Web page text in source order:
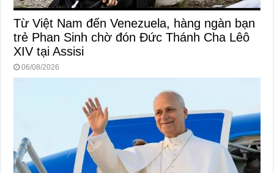
Từ Việt Nam đến Venezuela, hàng ngàn bạn
trẻ Phan Sinh chờ đón Đức Thánh Cha Lêô
XIV tại Assisi
06/08/2026